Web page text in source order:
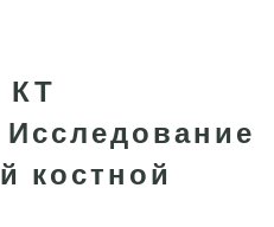
костной